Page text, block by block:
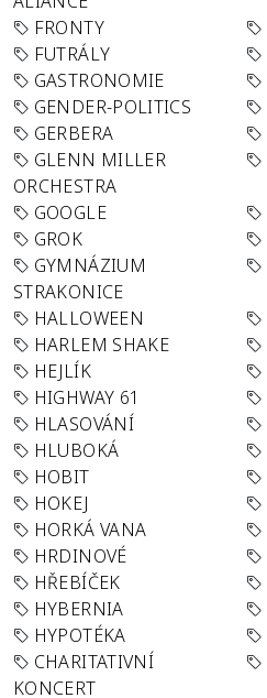
FRONTY
FUTRÁLY
GASTRONOMIE
GENDER-POLITICS
GERBERA
GLENN MILLER
ORCHESTRA
GOOGLE
GROK
GYMNÁZIUM
STRAKONICE
HALLOWEEN
HARLEM SHAKE
HEJLÍK
HIGHWAY 61
HLASOVÁNÍ
HLUBOKÁ
HOBIT
HOKEJ
HORKÁ VANA
HRDINOVÉ
HŘEBÍČEK
HYBERNIA
HYPOTÉKA
CHARITATIVNÍ
KONCERT